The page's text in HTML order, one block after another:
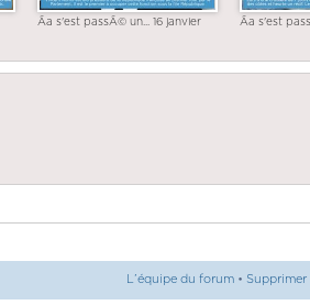
Ãa s'est passÃ© un... 16 janvier Ãa s'est
L’équipe du forum •